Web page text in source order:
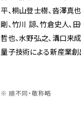
平、桐山登士樹、沓澤真
剛、竹川 諒、竹倉史人、
哲也、水野弘之、溝口来
量子技術による新産業
順不同・敬称略